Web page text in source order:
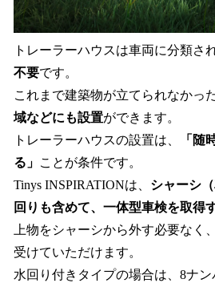
トレーラーハウスは車両に分類さ
不要です。
これまで建築物が立てられなかっ
域などにも設置ができます。
トレーラーハウスの設置は、
「随
る」 ことが条件です。
Tinys INSPIRATIONは、 シャーシ
回りも含めて、一体型車検を取得
上物をシャーシから外す必要なく
受けていただけます。
水回り付きタイプの場合は、8ナン